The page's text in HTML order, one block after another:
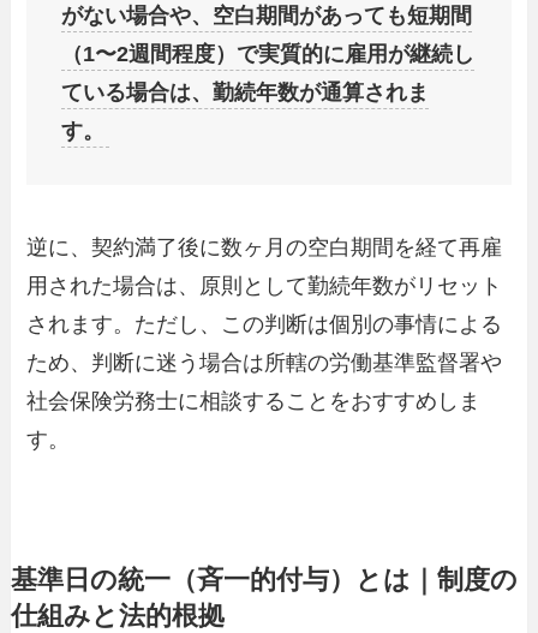
がない場合や、空白期間があっても短期間
（1〜2週間程度）で実質的に雇用が継続し
ている場合は、勤続年数が通算されま
す。
逆に、契約満了後に数ヶ月の空白期間を経て再雇
用された場合は、原則として勤続年数がリセット
されます。ただし、この判断は個別の事情による
ため、判断に迷う場合は所轄の労働基準監督署や
社会保険労務士に相談することをおすすめしま
す。
基準日の統一（斉一的付与）とは｜制度の
仕組みと法的根拠